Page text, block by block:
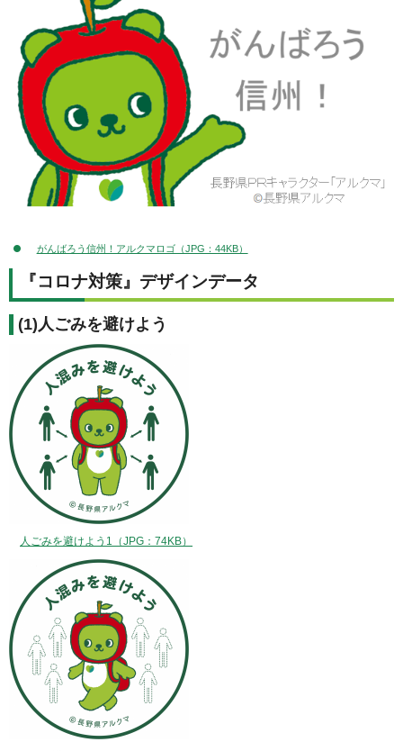
がんばろう信州！アルクマロゴ（JPG：44KB）
『コロナ対策』デザインデータ
(1)人ごみを避けよう
人ごみを避けよう1（JPG：74KB）